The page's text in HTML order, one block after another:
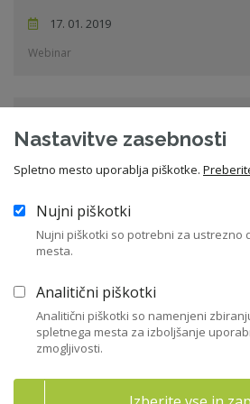
17. 01. 2019
Webinar
Seminar
Nastavitve zasebnosti
Spletno mesto uporablja piškotke.
Nujni piškotki
Nujni piškotki so potrebni za ustrezno
mesta.
Analitični piškotki
Analitični piškotki so namenjeni
spletnega mesta za izboljšanje
zmogljivosti.